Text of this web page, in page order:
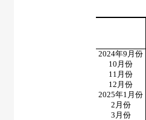
2024年9 月份
10 月份
11 月份
12 月份
2025年1 月份
2 月份
3 月份